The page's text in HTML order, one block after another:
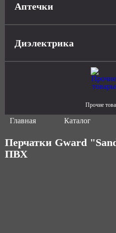
Аптечки
Диэлектрика
Прочие
Главная Каталог
Перчатки Gward
ПВХ